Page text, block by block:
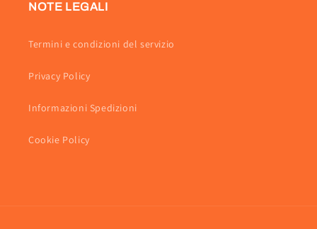
NOTE LEGALI
Termini e condizioni del servizio
Privacy Policy
Informazioni Spedizioni
Cookie Policy